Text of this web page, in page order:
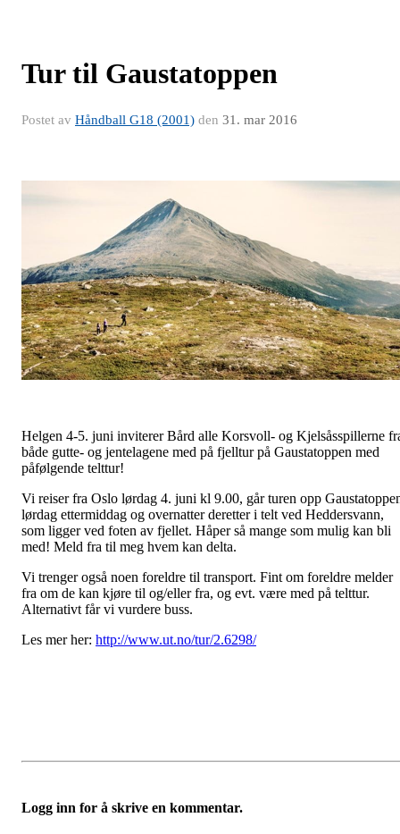
Tur til Gaustatoppen
Postet av Håndball G18 (2001) den 31. mar 2016
Helgen 4-5. juni inviterer Bård alle Korsvoll- og Kjelsåsspillerne
både gutte- og jentelagene med på fjelltur på Gaustatoppen med
påfølgende telttur!
Vi reiser fra Oslo lørdag 4. juni kl 9.00, går turen opp
lørdag ettermiddag og overnatter deretter i telt ved Heddersvann,
som ligger ved foten av fjellet. Håper så mange som mulig kan bli
med! Meld fra til meg hvem kan delta.
Vi trenger også noen foreldre til transport. Fint om foreldre melder
fra om de kan kjøre til og/eller fra, og evt. være med på telttur.
Alternativt får vi vurdere buss.
Les mer her: http://www.ut.no/tur/2.6298/
Logg inn for å skrive en kommentar.